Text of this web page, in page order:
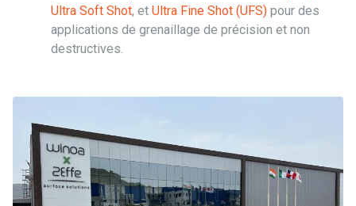
Ultra Soft Shot, et Ultra Fine Shot (UFS) pour des
applications de grenaillage de précision et non
destructives.